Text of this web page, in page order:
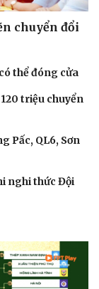
chuyển đổi
thể đóng cửa
triệu chuyển
Pấc, QL6, Sơn
nghi thức Đội